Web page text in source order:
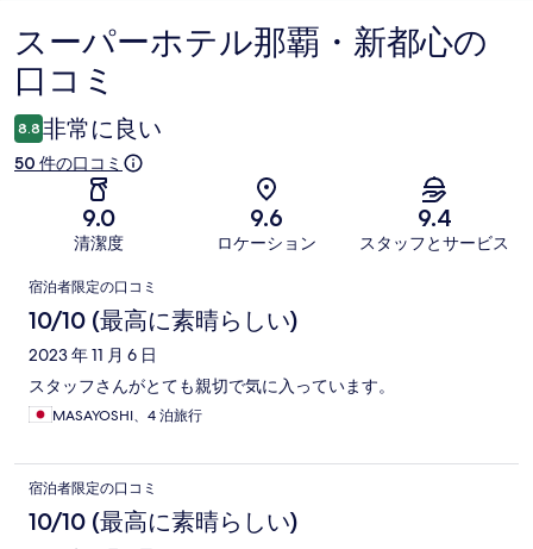
口
コ
ミ
スーパーホテル那覇・新都心の
口コミ
8.8 非常に良い
50 件の口コミ
9.0
清潔度
9.6
ロケーション
9.4
スタッフとサービス
口
コ
ミ
宿泊者限定の口コミ
10/10 (最高に素晴らしい)
2023 年 11 月 6 日
スタッフさんがとても親切で気に入っています。
MASAYOSHI、4 泊旅行
宿泊者限定の口コミ
10/10 (最高に素晴らしい)